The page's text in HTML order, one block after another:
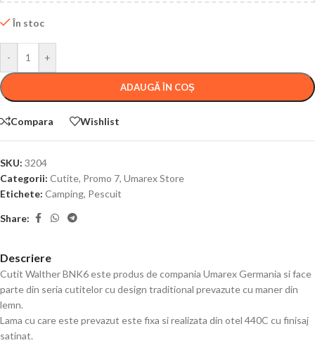
În stoc
- +
ADAUGĂ ÎN COȘ
Compara Wishlist
SKU: 3204
Categorii: Cutite, Promo 7, Umarex Store
Etichete: Camping, Pescuit
Share:
Descriere
Cutit Walther BNK6 este produs de compania Umarex Germania si face
parte din seria cutitelor cu design traditional prevazute cu maner din
lemn.
Lama cu care este prevazut este fixa si realizata din otel 440C cu finisaj
satinat.